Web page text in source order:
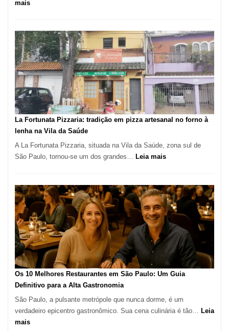
mais:
Manga
Se
Tornou
Um
dos
Restaurantes
Mais
Icônicos
La Fortunata Pizzaria: tradição em pizza artesanal no forno à
lenha na Vila da Saúde
A La Fortunata Pizzaria, situada na Vila da Saúde, zona sul de
São Paulo, tornou-se um dos grandes… Leia mais:
Pizzaria:
tradição
em
pizza
artesanal
forno
à
Vila
da
Os 10 Melhores Restaurantes em São Paulo: Um Guia
Definitivo para a Alta Gastronomia
São Paulo, a pulsante metrópole que nunca dorme, é um
verdadeiro epicentro gastronômico. Sua cena culinária é tão… Leia
mais: